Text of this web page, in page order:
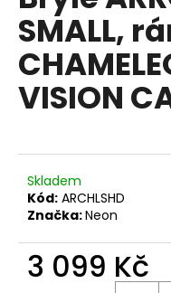
0,0
z
5
hvězdiček.
SMALL,
VISION
Skladem
Kód: ARCHLSHD
Značka:Neon
3 099 Kč
a
j
í
t
?